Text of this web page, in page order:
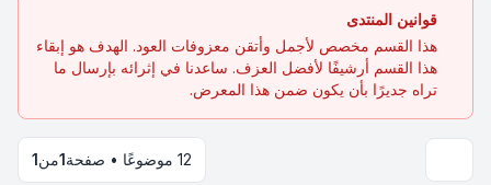
قوانين المنتدى
هذا القسم مخصص لأجمل وأتقن معزوفات العود. الهدف هو إبقاء
هذا القسم أرشيفًا لأفضل العزف. ساعدنا في إثرائه بإرسال ما
تراه جديرًا بأن يكون ضمن هذا المعرض.
12 موضوعًا • صفحة 1من1